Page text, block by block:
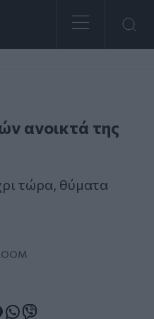
ανοικτά της
τώρα, θύματα